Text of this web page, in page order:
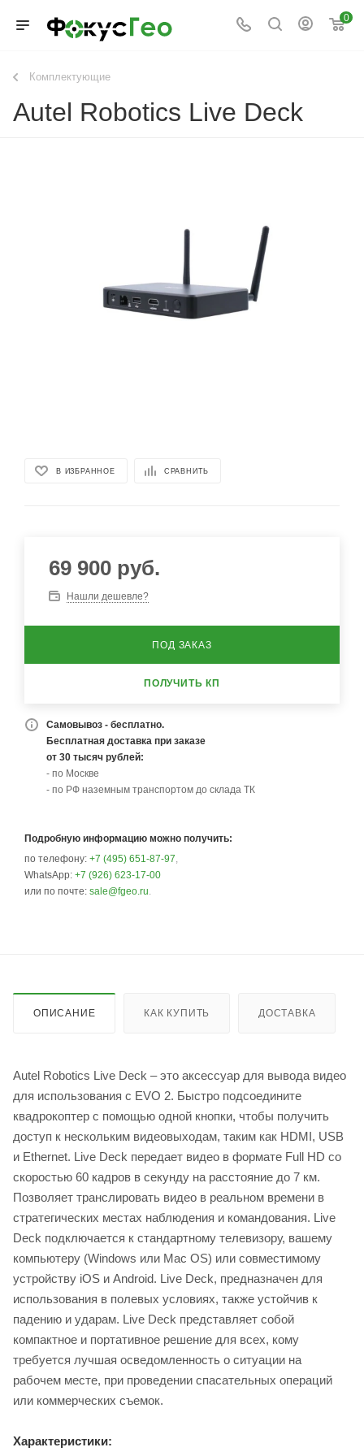
0
Комплектующие
Autel Robotics Live Deck
В ИЗБРАННОЕ СРАВНИТЬ
69 900 руб.
Нашли дешевле?
ПОД ЗАКАЗ
ПОЛУЧИТЬ КП
Самовывоз - бесплатно.
Бесплатная доставка при заказе
от 30 тысяч рублей:
- по Москве
- по РФ наземным транспортом до склада ТК
Подробную информацию можно получить:
по телефону: +7 (495) 651-87-97,
WhatsApp: +7 (926) 623-17-00
или по почте: sale@fgeo.ru.
ОПИСАНИЕ КАК КУПИТЬ ДОСТАВКА
Autel Robotics Live Deck – это аксессуар для вывода видео
для использования с EVO 2. Быстро подсоедините
квадрокоптер с помощью одной кнопки, чтобы получить
доступ к нескольким видеовыходам, таким как HDMI, USB
и Ethernet. Live Deck передает видео в формате Full HD со
скоростью 60 кадров в секунду на расстояние до 7 км.
Позволяет транслировать видео в реальном времени в
стратегических местах наблюдения и командования. Live
Deck подключается к стандартному телевизору, вашему
компьютеру (Windows или Mac OS) или совместимому
устройству iOS и Android. Live Deck, предназначен для
использования в полевых условиях, также устойчив к
падению и ударам. Live Deck представляет собой
компактное и портативное решение для всех, кому
требуется лучшая осведомленность о ситуации на
рабочем месте, при проведении спасательных операций
или коммерческих съемок.
Характеристики: